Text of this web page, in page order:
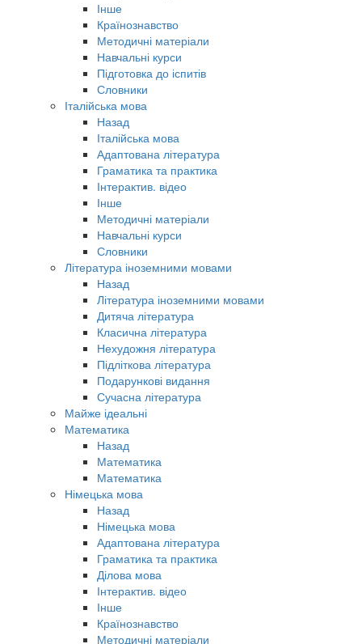
Інше
Країнознавство
Методичні матеріали
Навчальні курси
Підготовка до іспитів
Словники
Італійська мова
Назад
Італійська мова
Адаптована література
Граматика та практика
Інтерактив. відео
Інше
Методичні матеріали
Навчальні курси
Словники
Література іноземними мовами
Назад
Література іноземними мовами
Дитяча література
Класична література
Нехудожня література
Підліткова література
Подарункові видання
Сучасна література
Майже ідеальні
Математика
Назад
Математика
Математика
Німецька мова
Назад
Німецька мова
Адаптована література
Граматика та практика
Ділова мова
Інтерактив. відео
Інше
Країнознавство
Методичні матеріали